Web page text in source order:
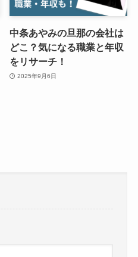
中条あやみの旦那の会社は
どこ？気になる職業と年収
をリサーチ！
2025年9月6日